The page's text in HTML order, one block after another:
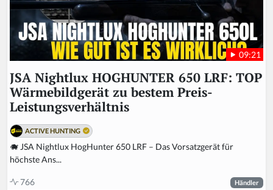
09:21
JSA Nightlux HOGHUNTER 650 LRF: TOP
Wärmebildgerät zu bestem Preis-
Leistungsverhältnis
ACTIVE HUNTING
🐗 JSA Nightlux HogHunter 650 LRF – Das Vorsatzgerät für
höchste Ans...
766 Händler